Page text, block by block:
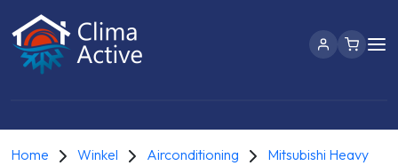
Home Winkel Airconditioning
Mitsubishi Heavy